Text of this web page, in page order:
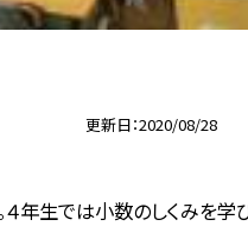
更新日 2020/08/28
４年生では小数のしくみを学